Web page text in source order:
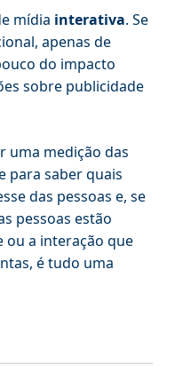
mídia interativa. Se
apenas de
do impacto
sobre publicidade
uma medição das
para saber quais
das pessoas e, se
pessoas estão
ou a interação que
é tudo uma